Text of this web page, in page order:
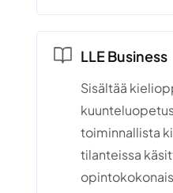
LLE Business
Sisältää
toiminnallista
tilanteissa